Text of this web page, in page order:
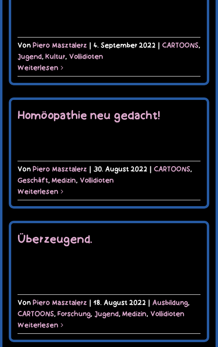
Von Piero Masztalerz | 4. September 2022 | CARTOONS,
Jugend, Kultur, Vollidioten
Weiterlesen
Homöopathie neu gedacht!
Von Piero Masztalerz | 30. August 2022 | CARTOONS,
Geschäft, Medizin, Vollidioten
Weiterlesen
Überzeugend.
Von Piero Masztalerz | 18. August 2022 | Ausbildung,
CARTOONS, Forschung, Jugend, Medizin, Vollidioten
Weiterlesen